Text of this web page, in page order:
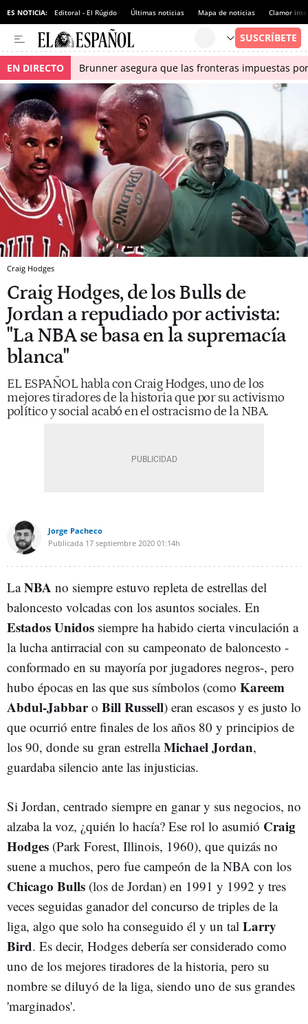
ES NOTICIA: Editoral - El Rúgido Últimas noticias Mapa de noticias Clamor
EN DIRECTO Brunner asegura que las fronteras impuestas
Craig Hodges
Craig Hodges, de los Bulls de
Jordan a repudiado por activista:
"La NBA se basa en la supremacía
blanca"
EL ESPAÑOL habla con Craig Hodges, uno de los
mejores tiradores de la historia que por su activismo
político y social acabó en el ostracismo de la NBA.
Jorge Pacheco
Publicada 17 septiembre 2020 01:14h
LaNBA no siempre estuvo repleta de estrellas del
baloncesto volcadas con los asuntos sociales. En
Estados Unidos siempre ha habido cierta vinculación a
la lucha antirracial con su campeonato de baloncesto -
conformado en su mayoría por jugadores negros-, pero
hubo épocas en las que sus símbolos (como Kareem
Abdul-Jabbaro Bill Russell) eran escasos y es justo lo
que ocurrió entre finales de los años 80 y principios de
los 90, donde su gran estrellaMichael Jordan,
guardaba silencio ante las injusticias.
Si Jordan, centrado siempre en ganar y sus negocios, no
alzaba la voz, ¿quién lo hacía? Ese rol lo asumió Craig
Hodges (Park Forest, Illinois, 1960), que quizás no
suene a muchos, pero fue campeón de la NBA con los
Chicago Bulls (los de Jordan) en 1991 y 1992 y tres
veces seguidas ganador del concurso de triples de la
liga, algo que solo ha conseguido él y un tal Larry
Bird. Es decir, Hodges debería ser considerado como
uno de los mejores tiradores de la historia, pero su
nombre se diluyó de la liga, siendo uno de sus grandes
'marginados'.